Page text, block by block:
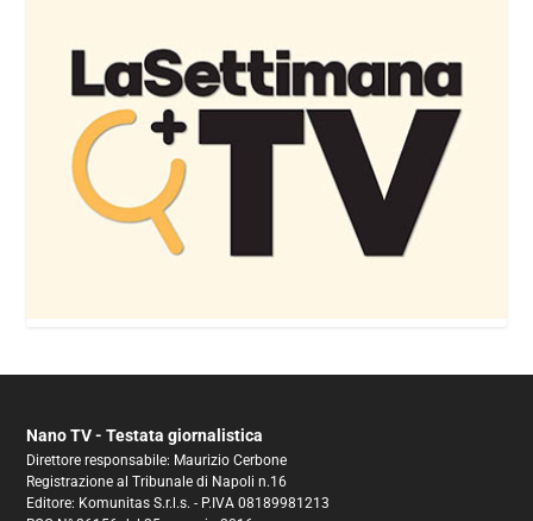
Nano TV - Testata giornalistica
Direttore responsabile: Maurizio Cerbone
Registrazione al Tribunale di Napoli n.16
Editore: Komunitas S.r.l.s. - P.IVA 08189981213